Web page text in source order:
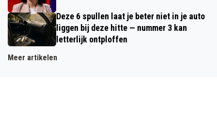
Deze 6 spullen laat je beter niet in je auto
liggen bij deze hitte — nummer 3 kan
letterlijk ontploffen
Meer artikelen